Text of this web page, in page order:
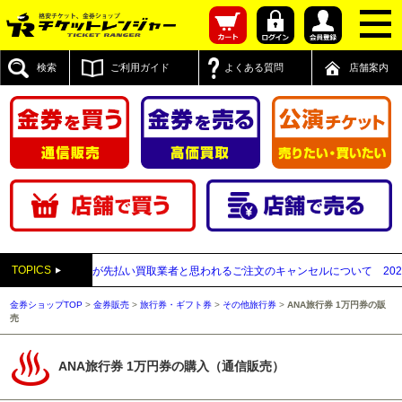
検索 ご利用ガイド よくある質問 店舗案内
TOPICS
売】送付先が先払い買取業者と思われるご注文のキャンセルについて 2025年
金券ショップTOP >金券販売 >旅行券・ギフト券 > その他旅行券 >ANA旅行券 1万円券の販
売
ANA旅行券 1万円券の購入（通信販売）